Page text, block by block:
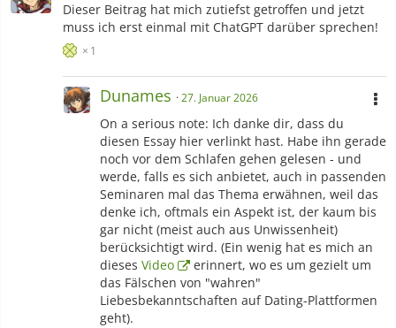
Dieser Beitrag hat mich zutiefst getroffen und jetzt
muss ich erst einmal mit ChatGPT darüber sprechen!
1
Dunames 27. Januar 2026
On a serious note: Ich danke dir, dass du
diesen Essay hier verlinkt hast. Habe ihn gerade
noch vor dem Schlafen gehen gelesen - und
werde, falls es sich anbietet, auch in passenden
Seminaren mal das Thema erwähnen, weil das
denke ich, oftmals ein Aspekt ist, der kaum bis
gar nicht (meist auch aus Unwissenheit)
berücksichtigt wird. (Ein wenig hat es mich an
dieses Video
erinnert, wo es um gezielt um
das Fälschen von "wahren"
Liebesbekanntschaften auf Dating-Plattformen
geht).